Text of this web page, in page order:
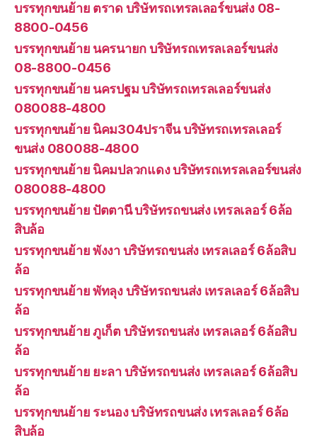
บรรทุกขนย้าย ตราด บริษัทรถเทรลเลอร์ขนส่ง 08-
8800-0456
บรรทุกขนย้าย นครนายก บริษัทรถเทรลเลอร์ขนส่ง
08-8800-0456
บรรทุกขนย้าย นครปฐม บริษัทรถเทรลเลอร์ขนส่ง
080088-4800
บรรทุกขนย้าย นิคม304ปราจีน บริษัทรถเทรลเลอร์
ขนส่ง 080088-4800
บรรทุกขนย้าย นิคมปลวกแดง บริษัทรถเทรลเลอร์ขนส่ง
080088-4800
บรรทุกขนย้าย ปัตตานี บริษัทรถขนส่ง เทรลเลอร์ 6ล้อ
สิบล้อ
บรรทุกขนย้าย พังงา บริษัทรถขนส่ง เทรลเลอร์ 6ล้อสิบ
ล้อ
บรรทุกขนย้าย พัทลุง บริษัทรถขนส่ง เทรลเลอร์ 6ล้อสิบ
ล้อ
บรรทุกขนย้าย ภูเก็ต บริษัทรถขนส่ง เทรลเลอร์ 6ล้อสิบ
ล้อ
บรรทุกขนย้าย ยะลา บริษัทรถขนส่ง เทรลเลอร์ 6ล้อสิบ
ล้อ
บรรทุกขนย้าย ระนอง บริษัทรถขนส่ง เทรลเลอร์ 6ล้อ
สิบล้อ